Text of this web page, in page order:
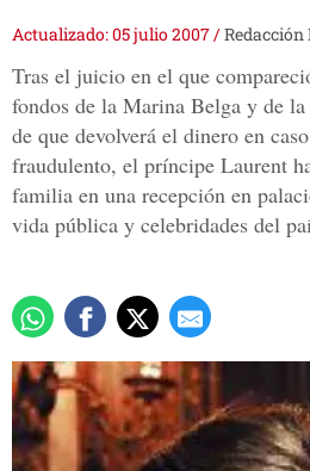
Actualizado: 05 julio 2007/Redacción
Tras el juicio en el que
fondos de la Marina Belga y de
de que devolverá el dinero en
fraudulento, el príncipe Laurent
familia en una recepción en
vida pública y celebridades del